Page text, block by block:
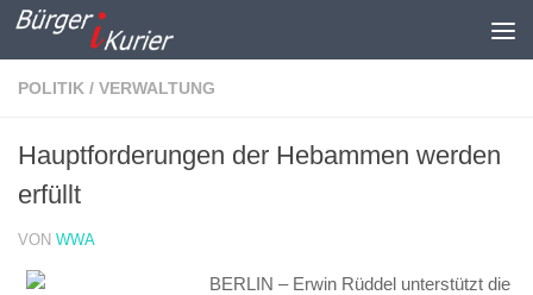
Zum Inhalt springen
POLITIK / VERWALTUNG
Hauptforderungen der Hebammen werden
erfüllt
VON WWA
BERLIN – Erwin Rüddel unterstützt die